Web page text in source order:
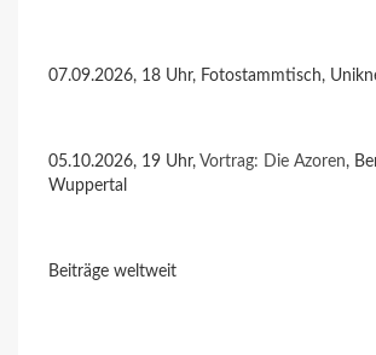
07.09.2026, 18 Uhr, Fotostammtisch,
05.10.2026, 19 Uhr, Vortrag: Die Azoren,
Wuppertal
Beiträge weltweit